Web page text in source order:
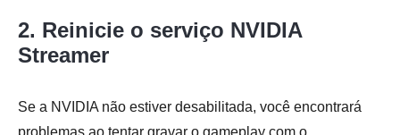
2. Reinicie o serviço NVIDIA
Streamer
Se a NVIDIA não estiver desabilitada, você encontrará